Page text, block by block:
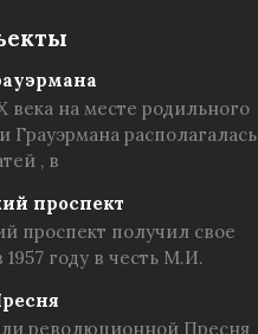
века на месте родильного
Грауэрмана располагалась
, в
проспект
проспект получил свое
1957 году в честь М.И.
революционной Пресня